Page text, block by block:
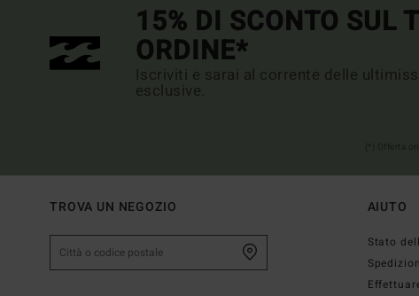
15% DI SCONTO SUL
ORDINE*
Iscriviti e sarai al corrente delle
esclusive.
TROVA UN NEGOZIO AIUTO
Stato